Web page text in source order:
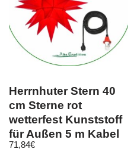
Herrnhuter Stern 40
cm Sterne rot
wetterfest Kunststoff
für Außen 5 m Kabel
LED
71,84€